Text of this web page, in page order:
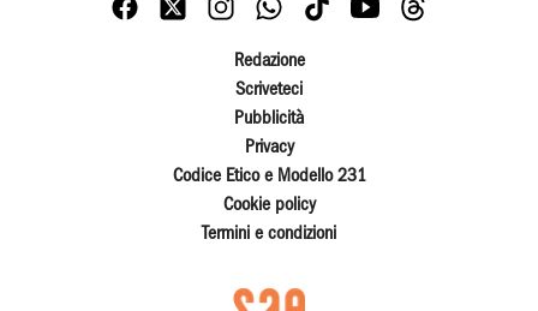
Redazione
Scriveteci
Pubblicità
Privacy
Codice Etico e Modello 231
Cookie policy
Termini e condizioni